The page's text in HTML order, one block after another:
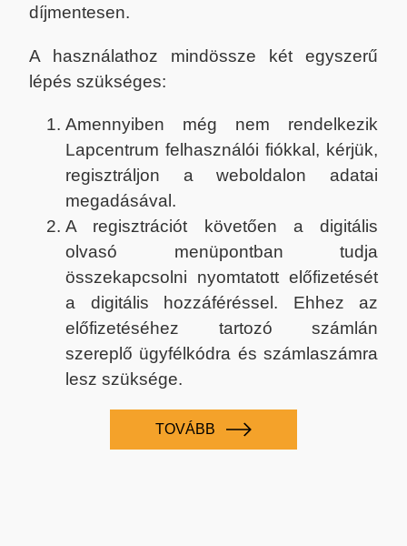
díjmentesen.
A használathoz mindössze két egyszerű
lépés szükséges:
Amennyiben még nem rendelkezik
Lapcentrum felhasználói fiókkal, kérjük,
regisztráljon a weboldalon adatai
megadásával.
A regisztrációt követően a digitális
olvasó menüpontban tudja
összekapcsolni nyomtatott előfizetését
a digitális hozzáféréssel. Ehhez az
előfizetéséhez tartozó számlán
szereplő ügyfélkódra és számlaszámra
lesz szüksége.
TOVÁBB